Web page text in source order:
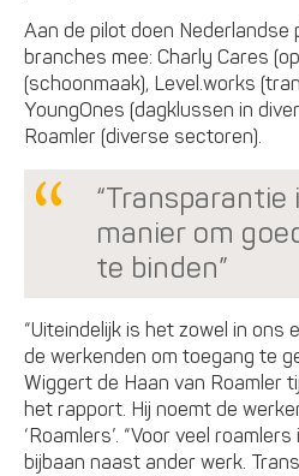
Aan de pilot doen
branches mee: Charly Cares
(schoonmaak), Level.works
YoungOnes (dagklussen in
Roamler (diverse sectoren).
“Transparantie
manier om
te binden”
“Uiteindelijk is het zowel in ons
de werkenden om toegang te
Wiggert de Haan van Roamler
het rapport. Hij noemt de
‘Roamlers’. “Voor veel
bijbaan naast ander werk.